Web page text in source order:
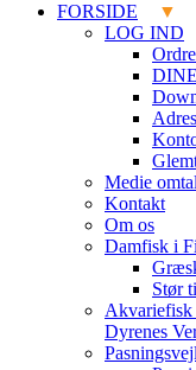
FORSIDE
LOG IND
Medie
Kontakt
Om os
Damfisk i
Stør
Akvariefisk
Dyrenes